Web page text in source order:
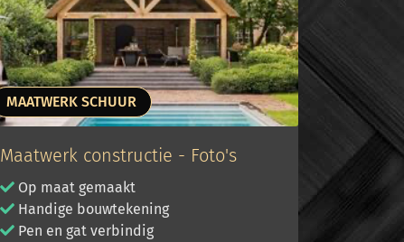
MAATWERK SCHUUR
Maatwerk constructie - Foto's
Op maat gemaakt
Handige bouwtekening
Pen en gat verbindig